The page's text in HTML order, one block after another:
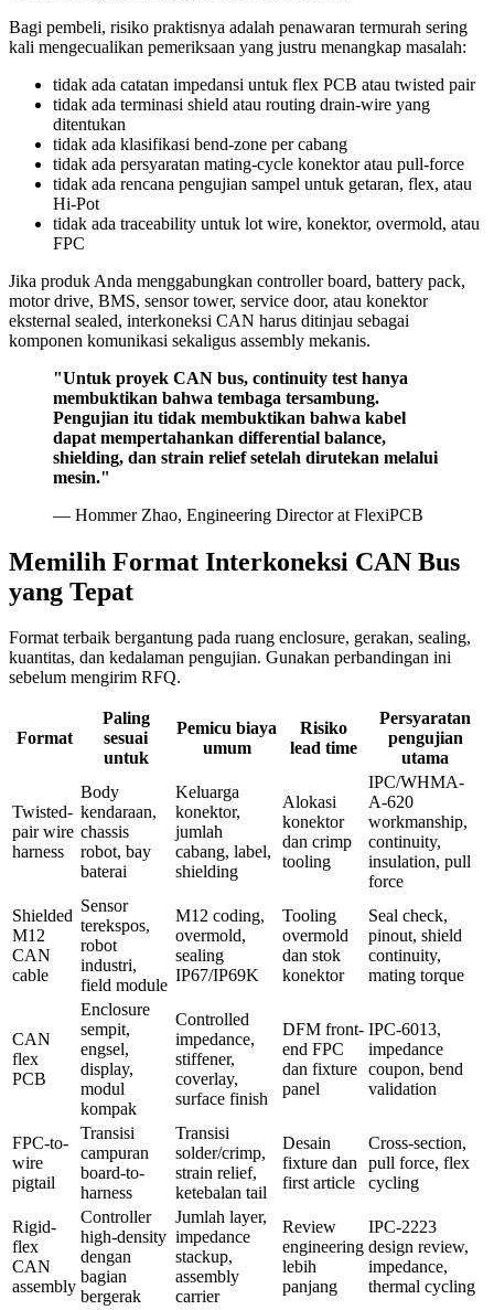
Bagi pembeli, risiko praktisnya adalah penawaran termurah sering
kali mengecualikan pemeriksaan yang justru menangkap masalah:
tidak ada catatan impedansi untuk flex PCB atau twisted pair
tidak ada terminasi shield atau routing drain-wire yang
ditentukan
tidak ada klasifikasi bend-zone per cabang
tidak ada persyaratan mating-cycle konektor atau pull-force
tidak ada rencana pengujian sampel untuk getaran, flex, atau
Hi-Pot
tidak ada traceability untuk lot wire, konektor, overmold, atau
FPC
Jika produk Anda menggabungkan controller board, battery pack,
motor drive, BMS, sensor tower, service door, atau konektor
eksternal sealed, interkoneksi CAN harus ditinjau sebagai
komponen komunikasi sekaligus assembly mekanis.
"Untuk proyek CAN bus, continuity test hanya
membuktikan bahwa tembaga tersambung.
Pengujian itu tidak membuktikan bahwa kabel
dapat mempertahankan differential balance,
shielding, dan strain relief setelah dirutekan melalui
mesin."
— Hommer Zhao, Engineering Director at FlexiPCB
Memilih Format Interkoneksi CAN Bus
yang Tepat
Format terbaik bergantung pada ruang enclosure, gerakan, sealing,
kuantitas, dan kedalaman pengujian. Gunakan perbandingan ini
sebelum mengirim RFQ.
Format
Paling
sesuai
untuk
Pemicu biaya
umum
Risiko
lead time
Persyaratan
pengujian
utama
Twisted-
pair wire
harness
Body
kendaraan,
chassis
robot, bay
baterai
Keluarga
konektor,
jumlah
cabang, label,
shielding
Alokasi
konektor
dan crimp
tooling
IPC/WHMA-
A-620
workmanship,
continuity,
insulation, pull
force
Shielded
M12
CAN
cable
Sensor
terekspos,
robot
industri,
field module
M12 coding,
overmold,
sealing
IP67/IP69K
Tooling
overmold
dan stok
konektor
Seal check,
pinout, shield
continuity,
mating torque
CAN
flex
PCB
Enclosure
sempit,
engsel,
display,
modul
kompak
Controlled
impedance,
stiffener,
coverlay,
surface finish
DFM front-
end FPC
dan fixture
panel
IPC-6013,
impedance
coupon, bend
validation
FPC-to-
wire
pigtail
Transisi
campuran
board-to-
harness
Transisi
solder/crimp,
strain relief,
ketebalan tail
Desain
fixture dan
first article
Cross-section,
pull force, flex
cycling
Rigid-
flex
CAN
assembly
Controller
high-density
dengan
bagian
bergerak
Jumlah layer,
impedance
stackup,
assembly
carrier
Review
engineering
lebih
panjang
IPC-2223
design review,
impedance,
thermal cycling